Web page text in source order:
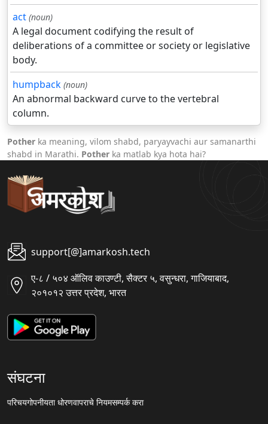
act (noun)
A legal document codifying the result of
deliberations of a committee or society or legislative
body.
humpback (noun)
An abnormal backward curve to the vertebral
column.
Pother ka meaning, vilom shabd, paryayvachi aur samanarthi
shabd in Marathi. Pother ka matlab kya hota hai?
support[@]amarkosh.tech
ए-८ / ५०४ ऑलिव काउण्टी, सैक्टर ५, वसुन्धरा, गाजियाबाद,
२०१०१२ उत्तर प्रदेश, भारत
संघटना
परिचयगोपनीयता धोरणवापराचे नियमसम्पर्क करा